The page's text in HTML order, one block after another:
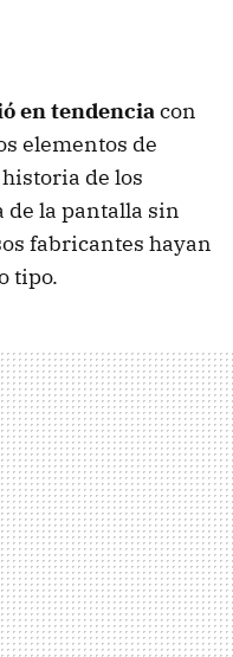
en tendenciacon
elementos de
de los
de la pantalla sin
fabricantes hayan
tipo.